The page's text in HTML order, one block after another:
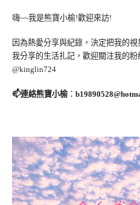
嗨~~我是熊寶小榆!歡迎來訪!
因為熱愛分享與紀錄，決定把我的
我分享的生活扎記，歡迎關注我的粉
@kinglin724
📫連絡熊寶小榆：